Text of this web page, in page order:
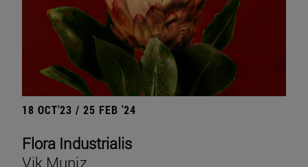
18 OCT'23 / 25 FEB '24
Flora Industrialis
Vik Muniz